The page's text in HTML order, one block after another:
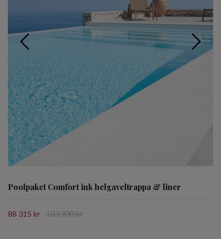
Poolpaket Comfort ink helgaveltrappa & liner
88 315 kr 103 900 kr